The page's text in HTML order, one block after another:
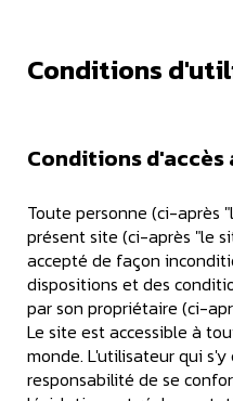
Conditions
Conditions d'accès
Toute personne (ci-après
présent site (ci-après "le
accepté de façon
dispositions et des
par son propriétaire (ci-
Le site est accessible à
monde. L'utilisateur qui
responsabilité de se